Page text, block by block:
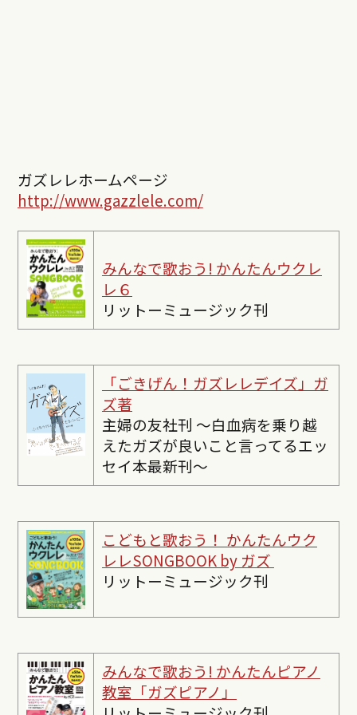
ガズレレホームページ
http://www.gazzlele.com/
みんなで歌おう! かんたんウクレ
レ６
リットーミュージック刊
「ごきげん！ガズレレデイズ」ガ
ズ著
主婦の友社刊 〜白血病を乗り越
えたガズが良いこと言ってるエッ
セイ本最新刊〜
こどもと歌おう！ かんたんウク
レレSONGBOOK by ガズ
リットーミュージック刊
みんなで歌おう! かんたんピアノ
教室「ガズピアノ」